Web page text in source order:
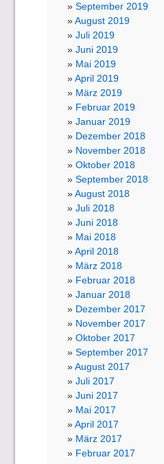
September 2019
August 2019
Juli 2019
Juni 2019
Mai 2019
April 2019
März 2019
Februar 2019
Januar 2019
Dezember 2018
November 2018
Oktober 2018
September 2018
August 2018
Juli 2018
Juni 2018
Mai 2018
April 2018
März 2018
Februar 2018
Januar 2018
Dezember 2017
November 2017
Oktober 2017
September 2017
August 2017
Juli 2017
Juni 2017
Mai 2017
April 2017
März 2017
Februar 2017